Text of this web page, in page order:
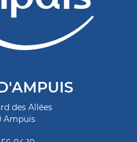
des Allées
Ampuis